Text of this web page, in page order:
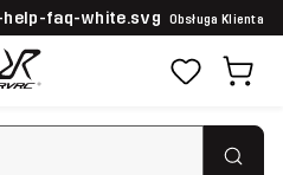
Obsługa Klienta